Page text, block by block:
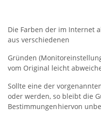
Die Farben der im Internet
aus verschiedenen
Gründen
vom Original leicht
Sollte eine der
oder werden, so bleibt die
Bestimmungenhiervon